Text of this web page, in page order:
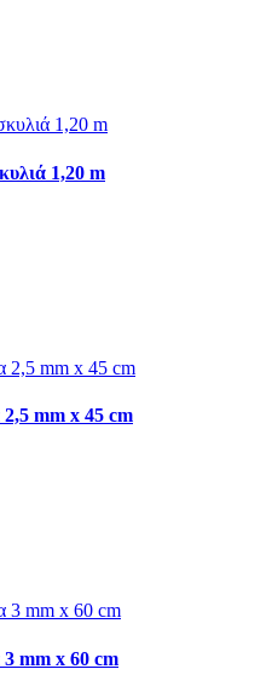
1,20 m
2,5 mm x 45 cm
3 mm x 60 cm